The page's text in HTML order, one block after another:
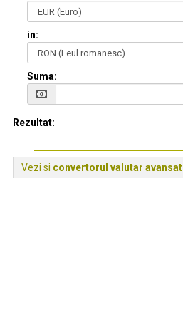
in:
Suma:
Rezultat:
Vezi si convertorul valutar avansat